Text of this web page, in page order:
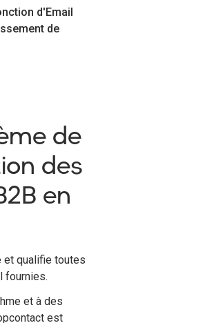
d'Email
de
de
des
en
et qualifie toutes
fournies.
et à des
est